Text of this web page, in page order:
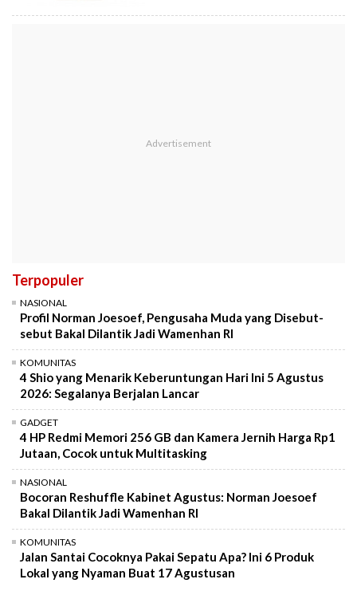
Terpopuler
NASIONAL
Profil Norman Joesoef, Pengusaha Muda yang Disebut-
sebut Bakal Dilantik Jadi Wamenhan RI
KOMUNITAS
4 Shio yang Menarik Keberuntungan Hari Ini 5 Agustus
2026: Segalanya Berjalan Lancar
GADGET
4 HP Redmi Memori 256 GB dan Kamera Jernih Harga Rp1
Jutaan, Cocok untuk Multitasking
NASIONAL
Bocoran Reshuffle Kabinet Agustus: Norman Joesoef
Bakal Dilantik Jadi Wamenhan RI
KOMUNITAS
Jalan Santai Cocoknya Pakai Sepatu Apa? Ini 6 Produk
Lokal yang Nyaman Buat 17 Agustusan